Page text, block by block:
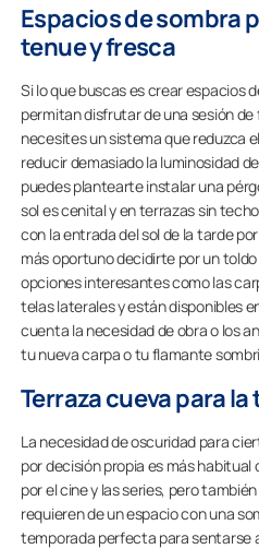
Espacios de sombra
tenue y fresca
Si lo que buscas es crear espacios
permitan disfrutar de una sesión
necesites un sistema que reduzca
reducir demasiado la luminosidad
puedes plantearte instalar una
sol es cenital y en terrazas sin
con la entrada del sol de la tarde
más oportuno decidirte por un
opciones interesantes como las
telas laterales y están disponibles
cuenta la necesidad de obra o los
tu nueva carpa o tu flamante
Terraza cueva para
La necesidad de oscuridad para
por decisión propia es más habitual
por el cine y las series, pero
requieren de un espacio con una
temporada perfecta para sentarse